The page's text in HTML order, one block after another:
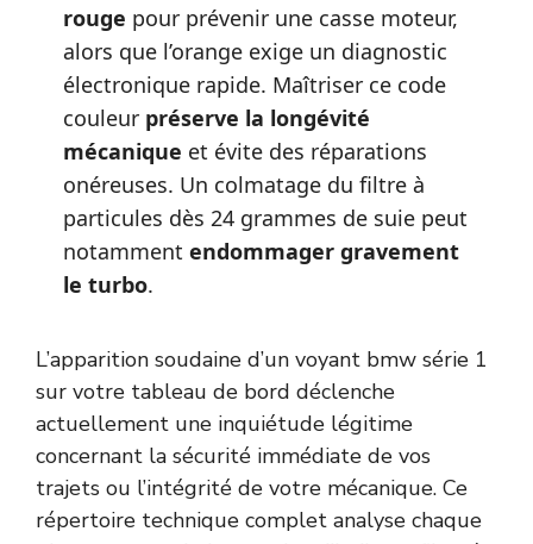
rouge pour prévenir une casse moteur,
alors que l’orange exige un diagnostic
électronique rapide. Maîtriser ce code
couleur préserve la longévité
mécanique et évite des réparations
onéreuses. Un colmatage du filtre à
particules dès 24 grammes de suie peut
notamment endommager gravement
le turbo.
L’apparition soudaine d’un voyant bmw série 1
sur votre tableau de bord déclenche
actuellement une inquiétude légitime
concernant la sécurité immédiate de vos
trajets ou l’intégrité de votre mécanique. Ce
répertoire technique complet analyse chaque